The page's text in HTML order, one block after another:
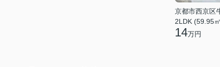
京都市西京区
2LDK (59.95
14万円